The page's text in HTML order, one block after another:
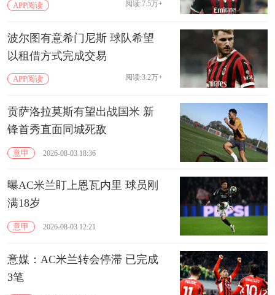
APP阅读 阅读:7.5万+
波尔图有意希门尼斯 球队希望
以租借方式完成交易
APP阅读 阅读:3.2万+
贡萨洛拉莫斯有望出战国米 新
锋首秀直面同城死敌
意甲 2026-08-03 18:36
曝AC米兰盯上恩瓦内里 球员刚
满18岁
意甲 2026-08-03 12:21
意媒：AC米兰转会停滞 已完成
3笔